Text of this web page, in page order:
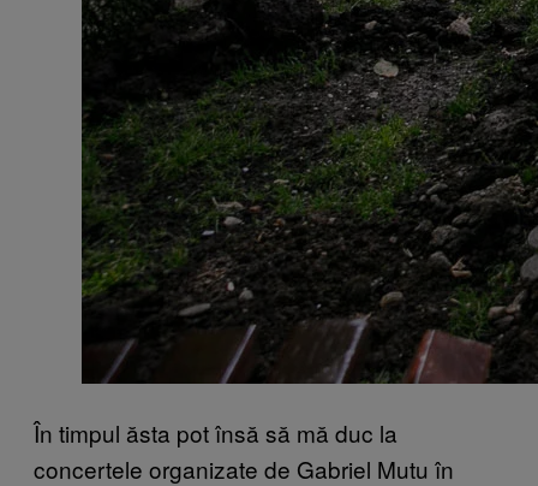
În timpul ăsta pot însă să mă duc la
concertele organizate de Gabriel Mutu în